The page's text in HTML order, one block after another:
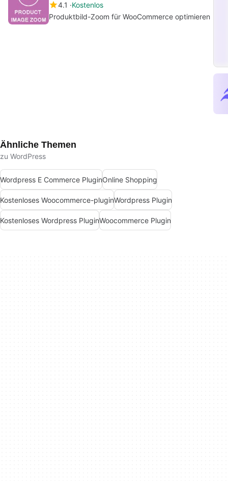
4.1
Kostenlos
Produktbild-Zoom für WooCommerce optimieren
Ähnliche Themen
zu WordPress
Wordpress E Commerce PluginOnline Shopping
Kostenloses Woocommerce-pluginWordpress Plugin
Kostenloses Wordpress PluginWoocommerce Plugin